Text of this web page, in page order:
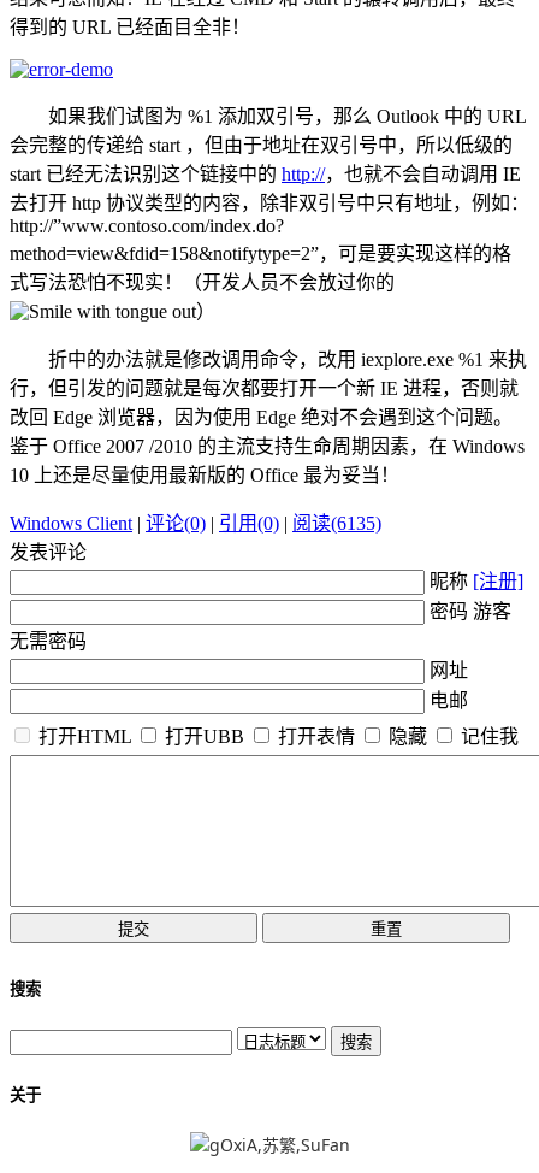
得到的 URL 已经面目全非！
如果我们试图为 %1 添加双引号，那么 Outlook 中的 URL
会完整的传递给 start ，但由于地址在双引号中，所以低级的
start 已经无法识别这个链接中的 http://，也就不会自动调用 IE
去打开 http 协议类型的内容，除非双引号中只有地址，例如：
http://”www.contoso.com/index.do?
method=view&fdid=158&notifytype=2”，可是要实现这样的格
式写法恐怕不现实！（开发人员不会放过你的
）
折中的办法就是修改调用命令，改用 iexplore.exe %1 来执
行，但引发的问题就是每次都要打开一个新 IE 进程，否则就
改回 Edge 浏览器，因为使用 Edge 绝对不会遇到这个问题。
鉴于 Office 2007 /2010 的主流支持生命周期因素，在 Windows
10 上还是尽量使用最新版的 Office 最为妥当！
Windows Client| 评论(0) | 引用(0) | 阅读(6135)
发表评论
昵称 [注册]
密码 游客
无需密码
网址
电邮
打开HTML
打开UBB 打开表情 隐藏 记住我
搜索
关于